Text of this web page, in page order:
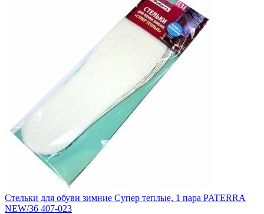
Стельки для обуви зимние Супер теплые, 1 пара PATERRA
NEW/36 407-023